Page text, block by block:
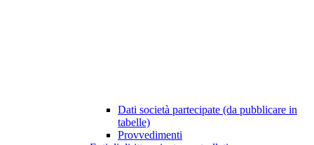
Dati società partecipate (da pubblicare in
tabelle)
Provvedimenti